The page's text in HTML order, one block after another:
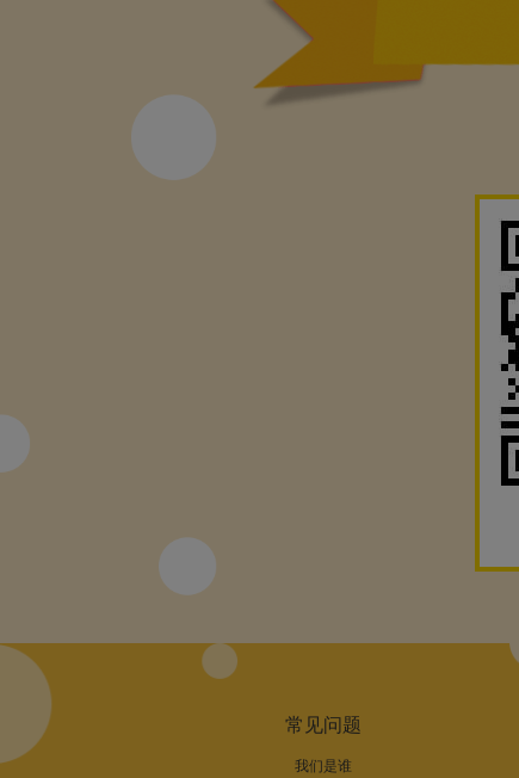
常见问题
我们是谁